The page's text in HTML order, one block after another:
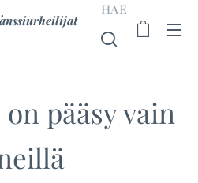
HAE
pääsy vain